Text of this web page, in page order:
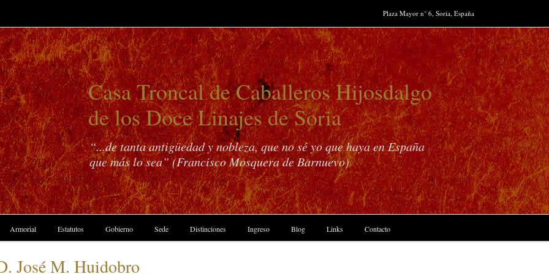
Plaza Mayor n° 6, Soria, España
Casa Troncal de Caballeros Hijosdalgo
de los Doce Linajes de Soria
“...de tanta antigüedad y nobleza, que no sé yo que haya en España
que más lo sea” (Francisco Mosquera de Barnuevo)
Armorial Estatutos Gobierno Sede Distinciones Ingreso Blog Links Contacto
José M. Huidobro